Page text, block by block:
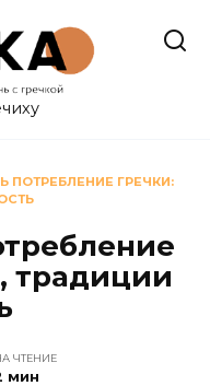
ПОТРЕБЛЕНИЕ ГРЕЧКИ:
традиции
ЧТЕНИЕ
мин